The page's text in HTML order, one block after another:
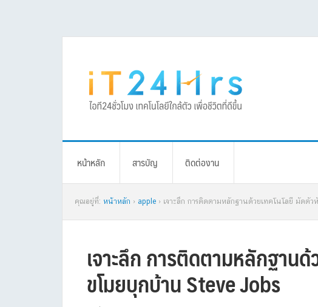
หน้าหลัก สารบัญ ติดต่องาน
คุณอยู่ที่: หน้าหลัก › apple › เจาะลึก การติดตามหลักฐานด้วยเทคโนโลยี มัดตั
เจาะลึก การติดตามหลักฐาน
ขโมยบุกบ้าน Steve Jobs